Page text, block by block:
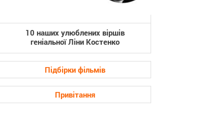
10 наших улюблених віршів
геніальної Ліни Костенко
Підбірки фільмів
Привітання